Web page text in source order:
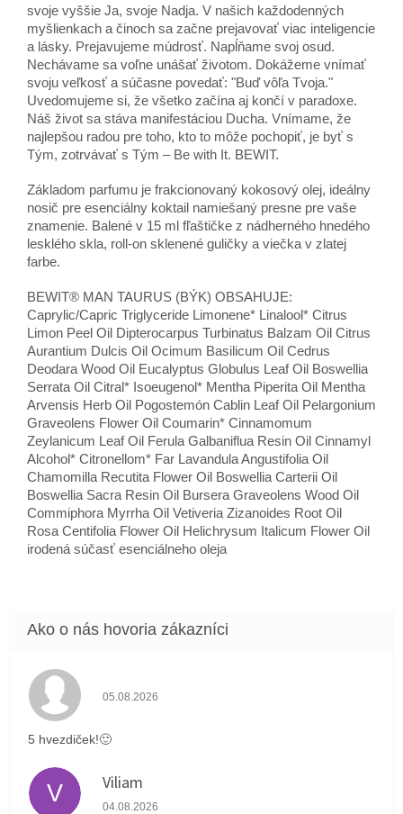
svoje vyššie Ja, svoje Nadja. V našich každodenných
myšlienkach a činoch sa začne prejavovať viac inteligencie
a lásky. Prejavujeme múdrosť. Napĺňame svoj osud.
Nechávame sa voľne unášať životom. Dokážeme vnímať
svoju veľkosť a súčasne povedať: "Buď vôľa Tvoja."
Uvedomujeme si, že všetko začína aj končí v paradoxe.
Náš život sa stáva manifestáciou Ducha. Vnímame, že
najlepšou radou pre toho, kto to môže pochopiť, je byť s
Tým, zotrvávať s Tým – Be with It. BEWIT.
Základom parfumu je frakcionovaný kokosový olej, ideálny
nosič pre esenciálny koktail namiešaný presne pre vaše
znamenie. Balené v 15 ml fľaštičke z nádherného hnedého
lesklého skla, roll-on sklenené guličky a viečka v zlatej
farbe.
BEWIT® MAN TAURUS (BÝK) OBSAHUJE:
Caprylic/Capric Triglyceride Limonene* Linalool* Citrus
Limon Peel Oil Dipterocarpus Turbinatus Balzam Oil Citrus
Aurantium Dulcis Oil Ocimum Basilicum Oil Cedrus
Deodara Wood Oil Eucalyptus Globulus Leaf Oil Boswellia
Serrata Oil Citral* Isoeugenol* Mentha Piperita Oil Mentha
Arvensis Herb Oil Pogostemón Cablin Leaf Oil Pelargonium
Graveolens Flower Oil Coumarin* Cinnamomum
Zeylanicum Leaf Oil Ferula Galbaniflua Resin Oil Cinnamyl
Alcohol* Citronellom* Far Lavandula Angustifolia Oil
Chamomilla Recutita Flower Oil Boswellia Carterii Oil
Boswellia Sacra Resin Oil Bursera Graveolens Wood Oil
Commiphora Myrrha Oil Vetiveria Zizanoides Root Oil
Rosa Centifolia Flower Oil Helichrysum Italicum Flower Oil
irodená súčasť esenciálneho oleja
Hodnotenie obchodu je 5 z 5 hviezdičiek.
05.08.2026
5 hvezdiček!🙂
V Viliam
Hodnotenie obchodu je 5 z 5 hviezdičiek.
04.08.2026